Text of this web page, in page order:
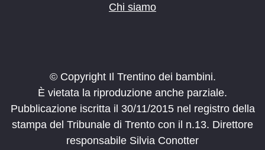
Chi siamo
© Copyright Il Trentino dei bambini.
È vietata la riproduzione anche parziale.
Pubblicazione iscritta il 30/11/2015 nel registro della
stampa del Tribunale di Trento con il n.13. Direttore
responsabile Silvia Conotter